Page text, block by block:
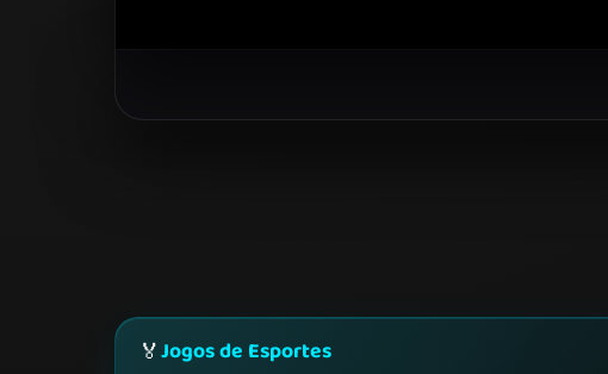
🏅Jogos de Esportes